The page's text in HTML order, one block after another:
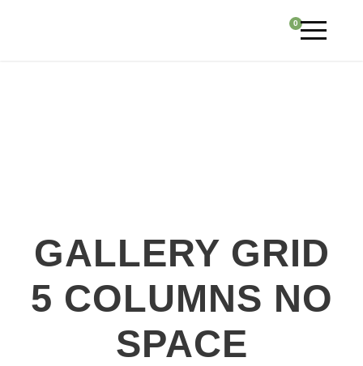
0
GALLERY GRID
5 COLUMNS NO
SPACE